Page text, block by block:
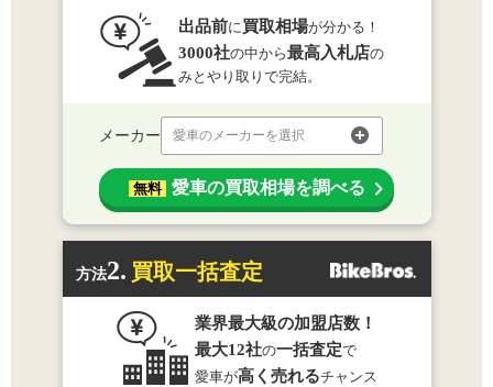
出品前に買取相場が分かる！
3000社の中から最高入札店の
みとやり取りで完結。
メーカー 愛車のメーカーを選択
無料 愛車の買取相場を調べる
方法2. 買取一括査定
業界最大級の加盟店数！
最大12社の一括査定で
愛車が高く売れるチャンス